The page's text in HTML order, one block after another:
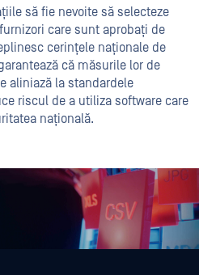
să fie nevoite să selecteze
care sunt aprobați de
cerințele naționale de
că măsurile lor de
aliniază la standardele
riscul de a utiliza software care
națională.